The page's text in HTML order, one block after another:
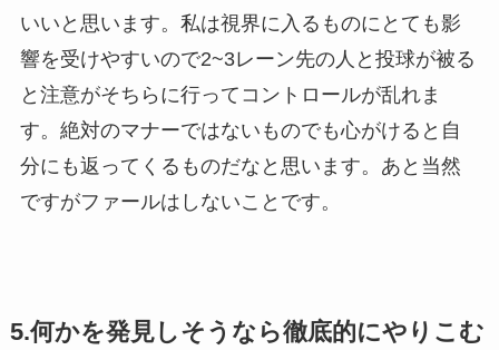
いいと思います。私は視界に入るものにとても影
響を受けやすいので2~3レーン先の人と投球が被る
と注意がそちらに行ってコントロールが乱れま
す。絶対のマナーではないものでも心がけると自
分にも返ってくるものだなと思います。あと当然
ですがファールはしないことです。
5.何かを発見しそうなら徹底的にやりこむ